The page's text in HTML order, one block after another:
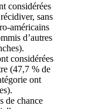
considérées
sans
américains
d’autres
considérées
(47,7 % de
ont
de chance